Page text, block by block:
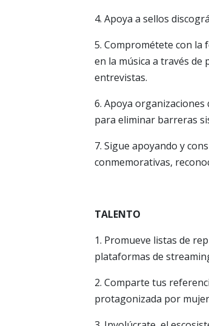
4. Apoya a sellos
5. Comprométete con la
en la música a través de
entrevistas.
6. Apoya
para eliminar barreras
7. Sigue apoyando y
conmemorativas,
TALENTO
1. Promueve listas de
plataformas de
2. Comparte tus
protagonizada por